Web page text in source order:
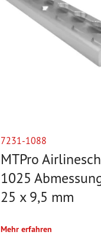
7231-1088
MTPro
1025
25 x 9,5 mm
Mehr erfahren